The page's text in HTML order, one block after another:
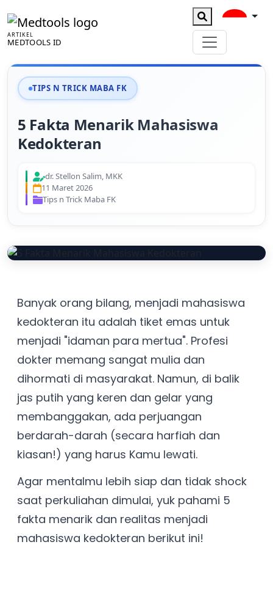
ARTIKEL
MEDTOOLS ID
TIPS N TRICK MABA FK
5 Fakta Menarik Mahasiswa
Kedokteran
dr. Stellon Salim, MKK
11 Maret 2026
Tips n Trick Maba FK
Banyak orang bilang, menjadi mahasiswa
kedokteran itu adalah tiket emas untuk
menjadi "idaman para mertua". Profesi
dokter memang sangat mulia dan
dihormati di masyarakat. Namun, di balik
jas putih yang keren dan gelar yang
membanggakan, ada perjuangan
berdarah-darah (secara harfiah dan
kiasan!) yang harus Kamu lewati.
Agar mentalmu lebih siap dan tidak shock
saat perkuliahan dimulai, yuk pahami 5
fakta menarik dan realitas menjadi
mahasiswa kedokteran berikut ini!